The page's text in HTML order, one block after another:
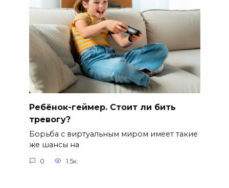
Ребёнок-геймер. Стоит ли бить
тревогу?
Борьба с виртуальным миром имеет такие
же шансы на
0 1.5к.